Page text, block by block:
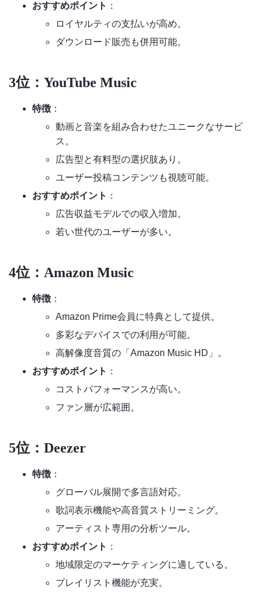
おすすめポイント ：
ロイヤルティの支払いが高め。
ダウンロード販売も併用可能。
3位：YouTube Music
特徴 ：
動画と音楽を組み合わせたユニークなサービ
ス。
広告型と有料型の選択肢あり。
ユーザー投稿コンテンツも視聴可能。
おすすめポイント ：
広告収益モデルでの収入増加。
若い世代のユーザーが多い。
4位：Amazon Music
特徴 ：
Amazon Prime会員に特典として提供。
多彩なデバイスでの利用が可能。
高解像度音質の「Amazon Music HD」。
おすすめポイント ：
コストパフォーマンスが高い。
ファン層が広範囲。
5位：Deezer
特徴 ：
グローバル展開で多言語対応。
歌詞表示機能や高音質ストリーミング。
アーティスト専用の分析ツール。
おすすめポイント ：
地域限定のマーケティングに適している。
プレイリスト機能が充実。